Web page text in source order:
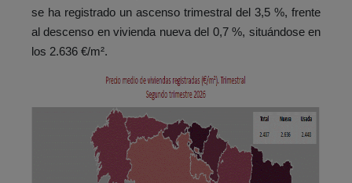
se ha registrado un ascenso trimestral del 3,5 %, frente
al descenso en vivienda nueva del 0,7 %, situándose en
los 2.636 €/m².